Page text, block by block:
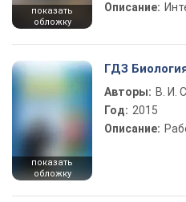
показать
обложку
Описание:
показать
обложку
ГДЗ
Авторы: В. И.
Год: 2015
Описание: